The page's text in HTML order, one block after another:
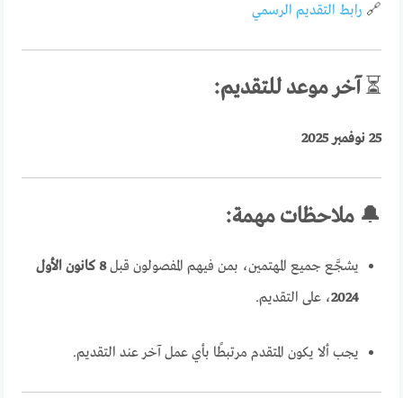
🔗 رابط التقديم الرسمي
⏳ آخر موعد للتقديم:
25 نوفمبر 2025
🔔ملاحظات مهمة:
يشجَّع جميع المهتمين، بمن فيهم المفصولون قبل 8 كانون الأول
2024، على التقديم.
يجب ألا يكون المتقدم مرتبطًا بأي عمل آخر عند التقديم.